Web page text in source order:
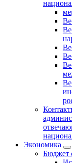
Экономика
Бюджет